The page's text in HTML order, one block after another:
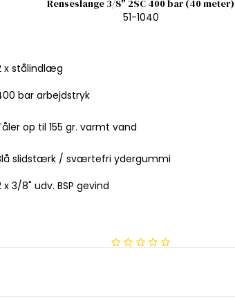
Renseslange 3/8" 2SC 400 bar (40 meter)
51-1040
x stålindlæg
bar arbejdstryk
op til 155 gr. varmt vand
slidstærk / sværtefri ydergummi
x 3/8" udv. BSP gevind